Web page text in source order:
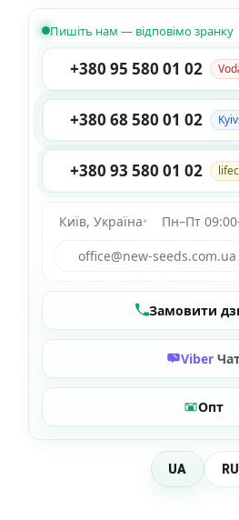
Пишіть нам — відповімо зранку
+380 95 580 01 02
+380 68 580 01 02
+380 93 580 01 02
Київ, Україна•
Пн–Пт
office@new-seeds.com.ua
Замовити
Viber
Опт
UA RU